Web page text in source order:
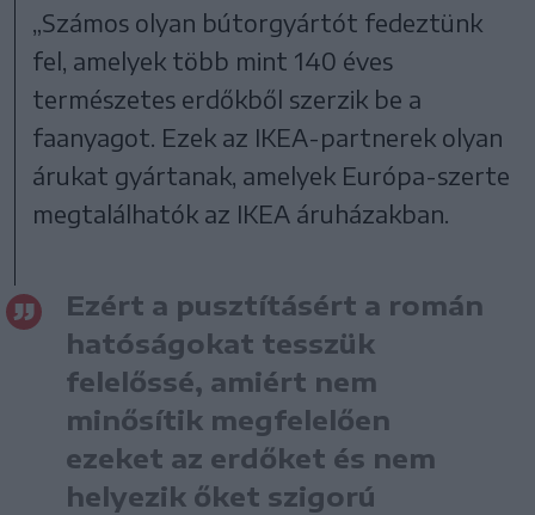
„Számos olyan bútorgyártót fedeztünk
fel, amelyek több mint 140 éves
természetes erdőkből szerzik be a
faanyagot. Ezek az IKEA-partnerek olyan
árukat gyártanak, amelyek Európa-szerte
megtalálhatók az IKEA áruházakban.
Ezért a pusztításért a román
hatóságokat tesszük
felelőssé, amiért nem
minősítik megfelelően
ezeket az erdőket és nem
helyezik őket szigorú